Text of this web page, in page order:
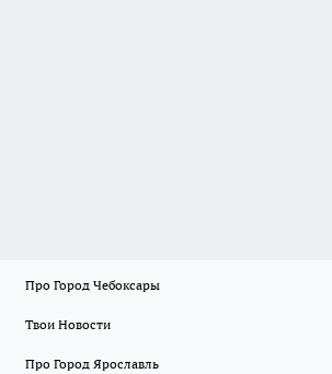
Про Город Чебоксары
Твои Новости
Про Город Ярославль